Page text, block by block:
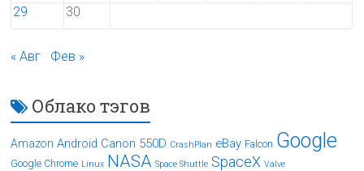
29
30
« Авг Фев »
Облако тэгов
Amazon Android Canon 550D CrashPlan eBay Falcon Google
Google Chrome Linux NASA Space Shuttle SpaceX Valve